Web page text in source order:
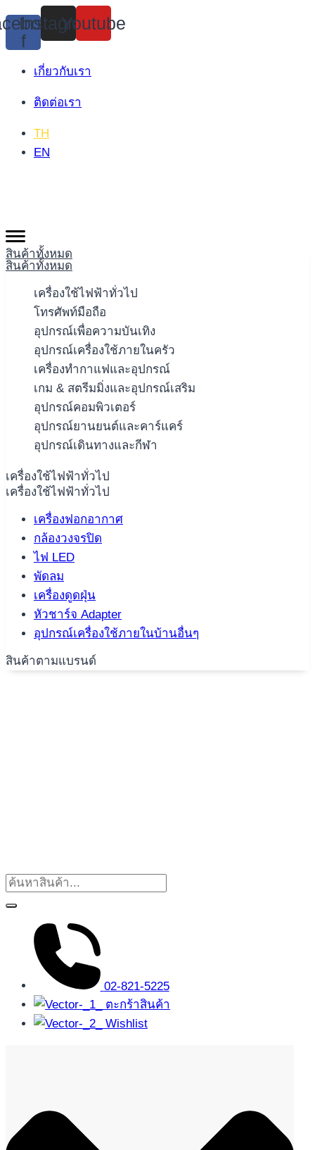
Skip
to
content
f
Instagram
Youtube
เกี่ยวกับเรา
ติดต่อเรา
TH
EN
สินค้าทั้งหมด
สินค้าทั้งหมด
เครื่องใช้ไฟฟ้าทั่วไป
โทรศัพท์มือถือ
อุปกรณ์เพื่อความบันเทิง
อุปกรณ์เครื่องใช้ภายในครัว
เครื่องทำกาแฟและอุปกรณ์
เกม & สตรีมมิ่งและอุปกรณ์เสริม
อุปกรณ์คอมพิวเตอร์
อุปกรณ์ยานยนต์และคาร์แคร์
อุปกรณ์เดินทางและกีฬา
เครื่องใช้ไฟฟ้าทั่วไป
เครื่องใช้ไฟฟ้าทั่วไป
เครื่องฟอกอากาศ
กล้องวงจรปิด
ไฟ LED
พัดลม
เครื่องดูดฝุ่น
หัวชาร์จ Adapter
อุปกรณ์เครื่องใช้ภายในบ้านอื่นๆ
สินค้าตามแบรนด์
02-821-5225
ตะกร้าสินค้า
Wishlist